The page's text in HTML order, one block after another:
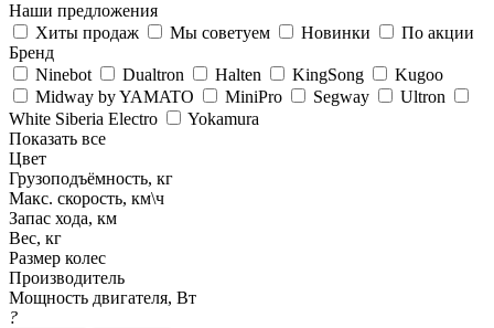
Наши предложения
Хиты продаж
Мы советуем Новинки
По акции
Бренд
Ninebot
Dualtron Halten KingSong
Kugoo
Midway by YAMATO
MiniPro Segway
Ultron
White Siberia Electro
Yokamura
Показать все
Цвет
Грузоподъёмность, кг
Макс. скорость, км\ч
Запас хода, км
Вес, кг
Размер колес
Производитель
Мощность двигателя, Вт
?